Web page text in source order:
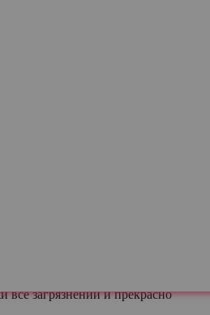
и сывороток, которые способны
Но, как правило, это
При этом увлажненную,
обрести прямо сейчас!
называют газожидкостный
очищение кожи мощной струей
веществ) и кислорода
Некоторые специалисты
микронидлингом, потому что
значительно повышает ее
иглами. Подкожный слой
все питательные вещества,
с автомойкой — холодная
все загрязнений и прекрасно